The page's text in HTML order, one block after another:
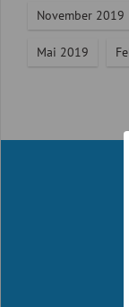
November 2019
Mai 2019